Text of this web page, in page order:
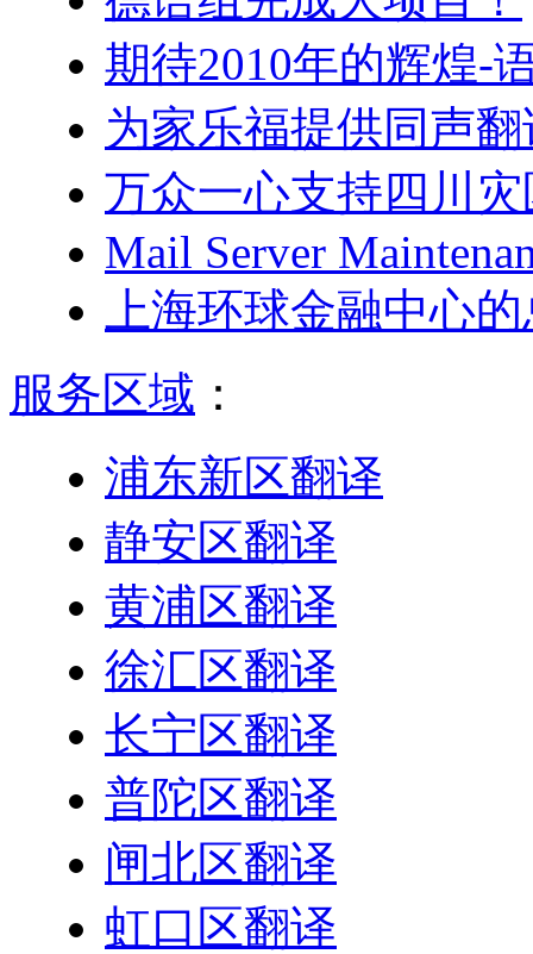
期待2010年的辉煌-
为家乐福提供同声
万众一心支持四川
Mail Server
上海环球金融中心
服务区域 ：
浦东新区翻译
静安区翻译
黄浦区翻译
徐汇区翻译
长宁区翻译
普陀区翻译
闸北区翻译
虹口区翻译